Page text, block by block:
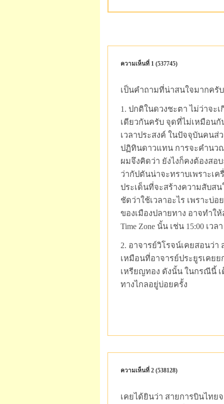
ความเห็นที่ 1 (537745)
เป็นคำถามที่น่าสนใจมากค
1. ปกติในดวงชะตา ไม่ว่าจ
เดียวกันครับ จุดที่ไม่เหมือน
เวลาประสงค์ ในปัจจุบันคนส่
ปฏิทินดาวแทน การจะคำนว
ผมจึงคิดว่า ยังไงก็คงต้องส
ว่ากัปตันน่าจะทราบเพราะเ
ประเด็นที่จะสร้างความสับส
ชัดว่าใช้เวลาอะไร เพราะบ่
ของเมืองปลายทาง อาจทำใ
Time Zone นั้น เช่น 15:00 เวล
2. อาจารย์วิโรจน์เคยสอนว่
เหมือนที่อาจารย์ประยูรเคย
เหรียญทอง ดังนั้น ในกรณีนี้
ทางไกลอยู่บ่อยครั้ง
ความเห็นที่ 2 (538128)
เคยได้ยินว่า สายการบินไท